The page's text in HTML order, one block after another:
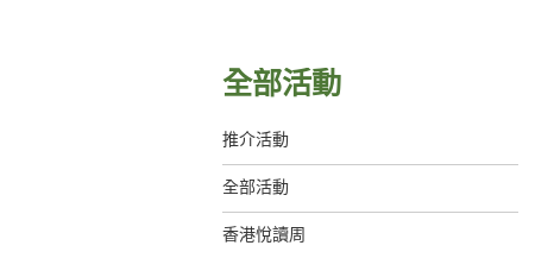
全部活動
推介活動
全部活動
香港悅讀周